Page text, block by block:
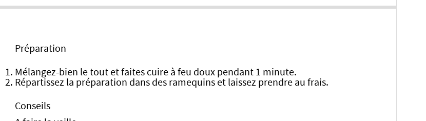
Préparation
Mélangez-bien le tout et faites cuire à feu doux pendant 1 minute.
Répartissez la préparation dans des ramequins et laissez prendre au frais.
Conseils